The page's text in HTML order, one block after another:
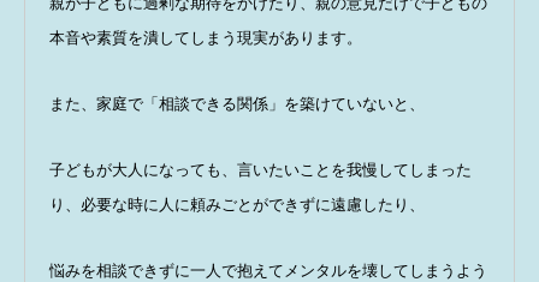
本音や素質を潰してしまう現実があります。
また、家庭で「相談できる関係」を築けていないと、
子どもが大人になっても、言いたいことを我慢してしまった
り、必要な時に人に頼みごとができずに遠慮したり、
悩みを相談できずに一人で抱えてメンタルを壊してしまうよう